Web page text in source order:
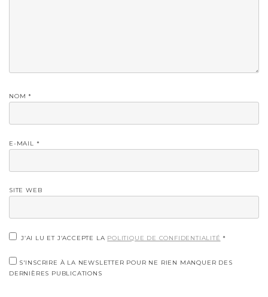
NOM *
E-MAIL *
SITE WEB
J’AI LU ET J’ACCEPTE LA POLITIQUE DE CONFIDENTIALITÉ *
S'INSCRIRE À LA NEWSLETTER POUR NE RIEN MANQUER DES
DERNIÈRES PUBLICATIONS